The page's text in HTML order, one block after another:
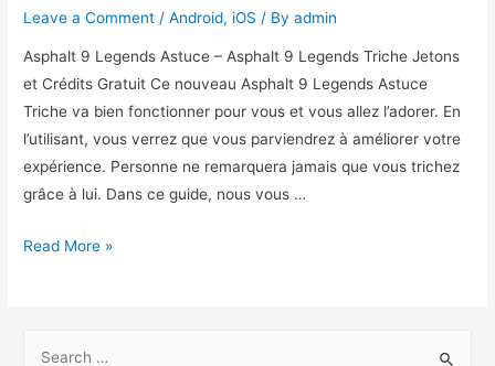
Leave a Comment /Android, iOS / Byadmin
Asphalt 9 Legends Astuce – Asphalt 9 Legends Triche Jetons
et Crédits Gratuit Ce nouveau Asphalt 9 Legends Astuce
Triche va bien fonctionner pour vous et vous allez l’adorer. En
l’utilisant, vous verrez que vous parviendrez à améliorer votre
expérience. Personne ne remarquera jamais que vous trichez
grâce à lui. Dans ce guide, nous vous …
Asphalt
Read More »